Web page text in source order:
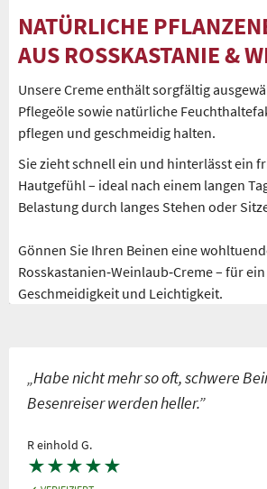
NATÜRLICHE
AUS ROSSKASTANIE &
Unsere Creme enthält sorgfältig
Pflegeöle sowie natürliche
pflegen und geschmeidig halten.
Sie zieht schnell ein und hinterlässt ein
Hautgefühl – ideal nach einem langen
Belastung durch langes Stehen oder
Gönnen Sie Ihren Beinen eine
Rosskastanien‑Weinlaub‑Creme – für
Geschmeidigkeit und Leichtigkeit.
„Habe nicht mehr so oft, schwere
Besenreiser werden heller.”
R einhold G.
★★★★★